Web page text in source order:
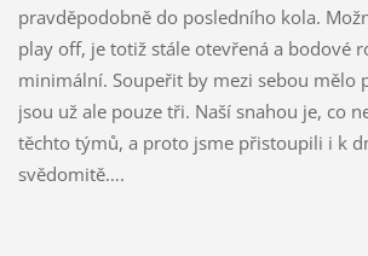
pravděpodobně do posledního kola.
play off, je totiž stále otevřená a bodové
minimální. Soupeřit by mezi sebou mělo
jsou už ale pouze tři. Naší snahou je, co
těchto týmů, a proto jsme přistoupili i k
svědomitě….